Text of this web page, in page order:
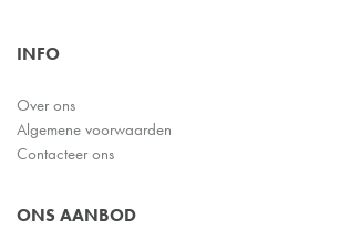
INFO
Over ons
Algemene voorwaarden
Contacteer ons
ONS AANBOD